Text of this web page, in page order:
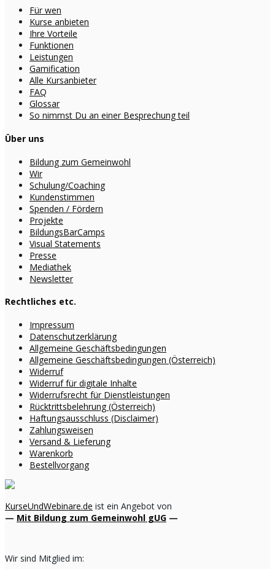
Für wen
Kurse anbieten
Ihre Vorteile
Funktionen
Leistungen
Gamification
Alle Kursanbieter
FAQ
Glossar
So nimmst Du an einer Besprechung teil
Über uns
Bildung zum Gemeinwohl
Wir
Schulung/Coaching
Kundenstimmen
Spenden / Fördern
Projekte
BildungsBarCamps
Visual Statements
Presse
Mediathek
Newsletter
Rechtliches etc.
Impressum
Datenschutzerklärung
Allgemeine Geschäftsbedingungen
Allgemeine Geschäftsbedingungen (Österreich)
Widerruf
Widerruf für digitale Inhalte
Widerrufsrecht für Dienstleistungen
Rücktrittsbelehrung (Österreich)
Haftungsausschluss (Disclaimer)
Zahlungsweisen
Versand & Lieferung
Warenkorb
Bestellvorgang
KurseUndWebinare.de ist ein Angebot von
— Mit Bildung zum Gemeinwohl gUG —
Wir sind Mitglied im: